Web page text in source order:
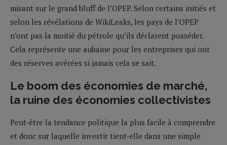
misant sur le grand bluff de l’OPEP. Selon certains initiés et
selon les révélations de WikiLeaks, les pays de l’OPEP
n’ont pas la moitié du pétrole qu’ils déclarent posséder.
Cela représente une aubaine pour les entreprises qui ont
des réserves avérées si jamais cela se sait.
Le boom des économies de marché,
la ruine des économies collectivistes
Peut-être la tendance politique la plus facile à comprendre
et donc sur laquelle investir tient-elle dans une simple